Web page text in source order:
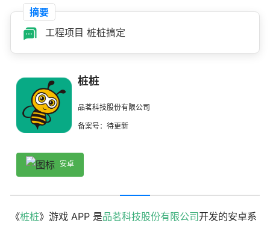
摘要
工程项目 桩桩搞定
桩桩
品茗科技股份有限公司
备案号：待更新
安卓
《桩桩》游戏 APP 是品茗科技股份有限公司开发的安卓系